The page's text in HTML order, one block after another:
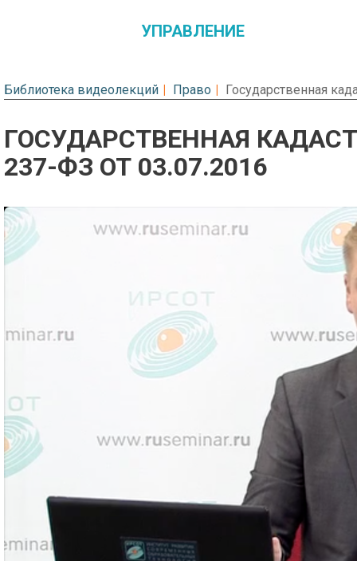
УПРАВЛЕНИЕ
Библиотека видеолекций Право Государственная
ГОСУДАРСТВЕННАЯ
237-ФЗ ОТ 03.07.2016
Предварительный просмотр.